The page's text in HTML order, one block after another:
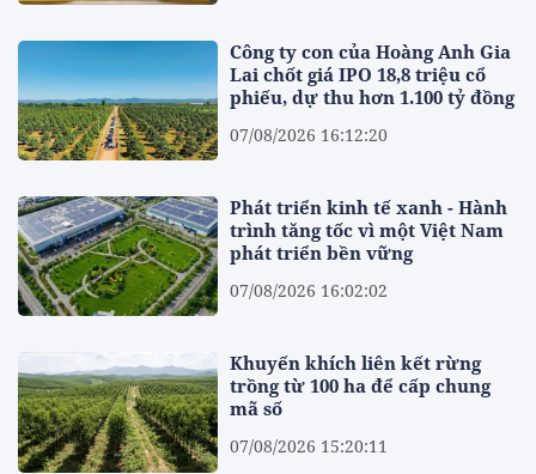
Công ty con của Hoàng Anh Gia
Lai chốt giá IPO 18,8 triệu cổ
phiếu, dự thu hơn 1.100 tỷ đồng
07/08/2026 16:12:20
Phát triển kinh tế xanh - Hành
trình tăng tốc vì một Việt Nam
phát triển bền vững
07/08/2026 16:02:02
Khuyến khích liên kết rừng
trồng từ 100 ha để cấp chung
mã số
07/08/2026 15:20:11